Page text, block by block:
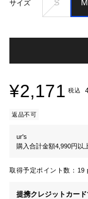
サイズ S M
¥2,171 税込
返品不可
ur's
購入合計金額4,990円以
取得予定ポイント数： 19
提携クレジットカー